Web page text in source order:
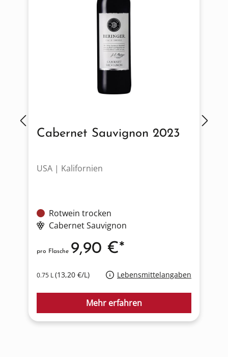
Cabernet Sauvignon 2023
USA | Kalifornien
Rotwein trocken
Cabernet Sauvignon
0.75 L(13,20 €/L) Lebensmittelangaben
pro Flasche 9,90 €*
Mehr erfahren